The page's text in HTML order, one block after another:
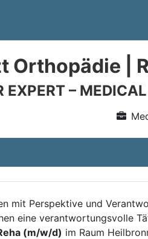
Orthopädie |
EXPERT –
mit Perspektive und
eine verantwortungsvolle
(m/w/d) im Raum